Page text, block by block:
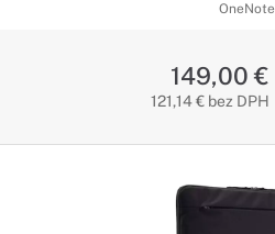
OneNote
149,00 €
121,14 € bez DPH